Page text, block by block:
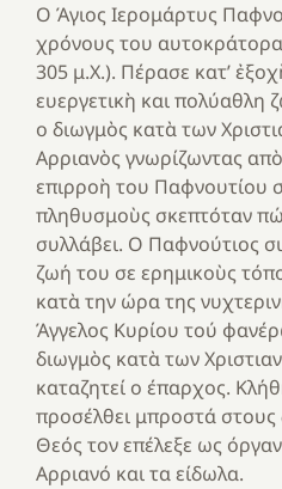
Ο Άγιος Ιερομάρτυς
χρόνους του
305 μ.Χ.). Πέρασε κατ’
ευεργετικὴ και πολύαθλη
ο διωγμὸς κατὰ των
Αρριανὸς γνωρίζωντας απὸ
επιρροὴ του Παφνουτίου
πληθυσμοὺς σκεπτόταν
συλλάβει. Ο Παφνούτιος
ζωή του σε ερημικοὺς
κατὰ την ώρα της
Άγγελος Κυρίου τού
διωγμὸς κατὰ των
καταζητεί ο έπαρχος.
προσέλθει μπροστά στους
Θεός τον επέλεξε ως
Αρριανό και τα είδωλα.